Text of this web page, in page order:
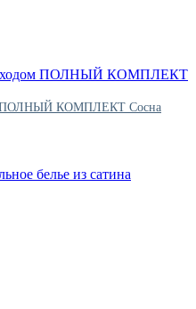
ПОЛНЫЙ КОМПЛЕКТ Сосна
белье из сатина